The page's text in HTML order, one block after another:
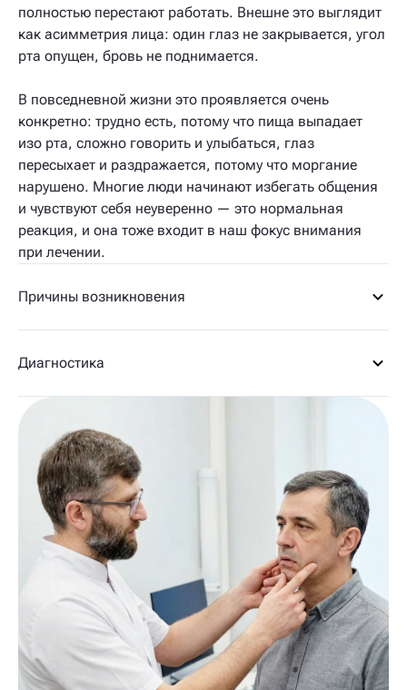
полностью перестают работать. Внешне это выглядит
как асимметрия лица: один глаз не закрывается, угол
рта опущен, бровь не поднимается.
В повседневной жизни это проявляется очень
конкретно: трудно есть, потому что пища выпадает
изо рта, сложно говорить и улыбаться, глаз
пересыхает и раздражается, потому что моргание
нарушено. Многие люди начинают избегать общения
и чувствуют себя неуверенно — это нормальная
реакция, и она тоже входит в наш фокус внимания
при лечении.
Причины возникновения
Диагностика